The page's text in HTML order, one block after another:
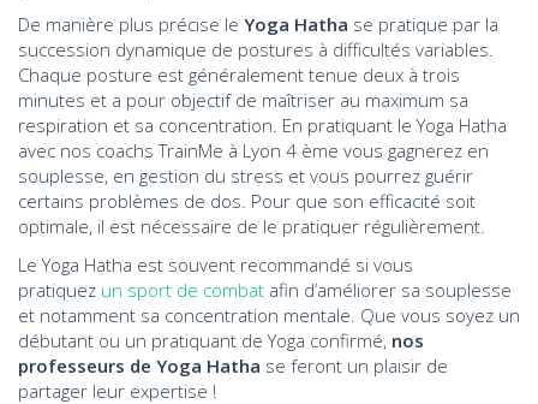
De manière plus précise le Yoga Hatha se pratique par la
succession dynamique de postures à difficultés variables.
Chaque posture est généralement tenue deux à trois
minutes et a pour objectif de maîtriser au maximum sa
respiration et sa concentration. En pratiquant le Yoga Hatha
avec nos coachs TrainMe à Lyon 4 ème vous gagnerez en
souplesse, en gestion du stress et vous pourrez guérir
certains problèmes de dos. Pour que son efficacité soit
optimale, il est nécessaire de le pratiquer régulièrement.
Le Yoga Hatha est souvent recommandé si vous
pratiquez un sport de combat afin d’améliorer sa souplesse
et notamment sa concentration mentale. Que vous soyez un
débutant ou un pratiquant de Yoga confirmé, nos
professeurs de Yoga Hatha se feront un plaisir de
partager leur expertise !